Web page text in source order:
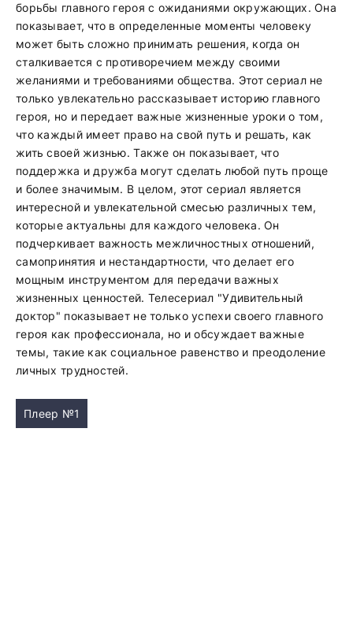
борьбы главного героя с ожиданиями окружающих. Она
показывает, что в определенные моменты человеку
может быть сложно принимать решения, когда он
сталкивается с противоречием между своими
желаниями и требованиями общества. Этот сериал не
только увлекательно рассказывает историю главного
героя, но и передает важные жизненные уроки о том,
что каждый имеет право на свой путь и решать, как
жить своей жизнью. Также он показывает, что
поддержка и дружба могут сделать любой путь проще
и более значимым. В целом, этот сериал является
интересной и увлекательной смесью различных тем,
которые актуальны для каждого человека. Он
подчеркивает важность межличностных отношений,
самопринятия и нестандартности, что делает его
мощным инструментом для передачи важных
жизненных ценностей. Телесериал "Удивительный
доктор" показывает не только успехи своего главного
героя как профессионала, но и обсуждает важные
темы, такие как социальное равенство и преодоление
личных трудностей.
Плеер №1